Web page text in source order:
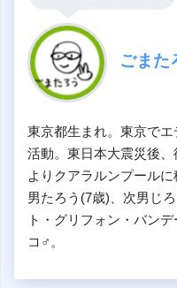
ごまた
東京都生まれ。東京で
活動。東日本大震災後
よりクアラルンプール
男たろう(7歳)、次男じ
ト・グリフォン・バン
コ♂。